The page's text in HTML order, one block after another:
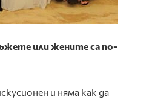
или жените са по-
и няма как да